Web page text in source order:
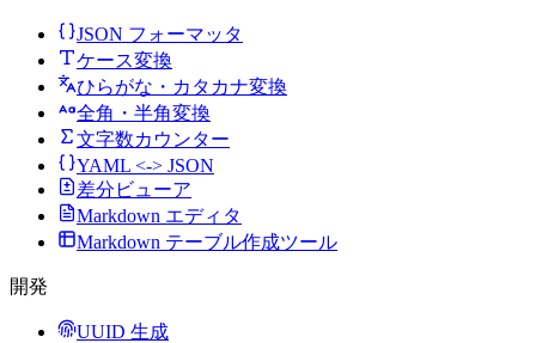
JSON フォーマッタ
ケース変換
ひらがな・カタカナ変換
全角・半角変換
文字数カウンター
YAML <-> JSON
差分ビューア
Markdown エディタ
Markdown テーブル作成ツール
開発
UUID 生成